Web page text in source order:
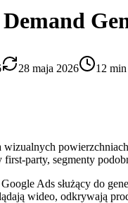
28 maja 2026 12 min
party, segmenty
Ads służący do
wideo, odkrywają